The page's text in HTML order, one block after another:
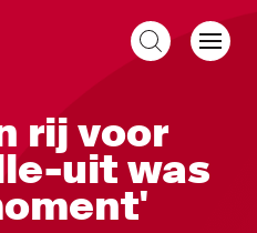
rij voor
uit was